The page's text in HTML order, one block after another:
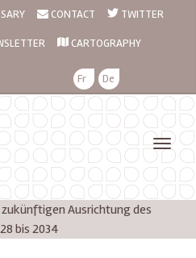
CONTACT TWITTER
CARTOGRAPHY
Fr De
Ausrichtung des
bis 2034